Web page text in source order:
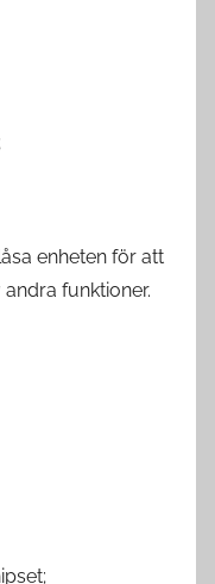
enheten för att
funktioner.